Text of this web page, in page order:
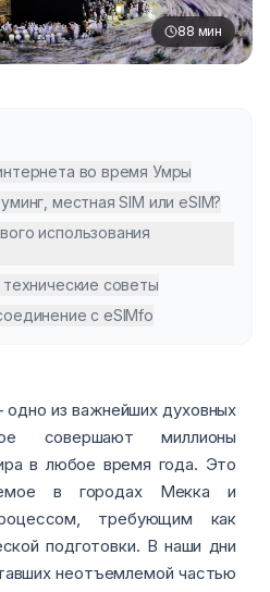
88 мин
во время Умры
местная SIM или eSIM?
использования
советы
с eSIMfo
из важнейших духовных
совершают миллионы
в любое время года. Это
в городах Мекка и
требующим как
подготовки. В наши дни
неотъемлемой частью